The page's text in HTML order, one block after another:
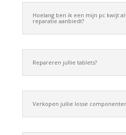
Hoelang ben ik een mijn pc kwijt
reparatie aanbiedt?
Repareren jullie tablets?
Verkopen jullie losse